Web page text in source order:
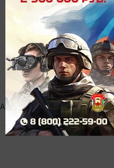
Актуальное видео